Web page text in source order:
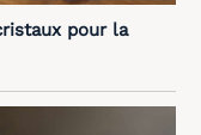
pour la